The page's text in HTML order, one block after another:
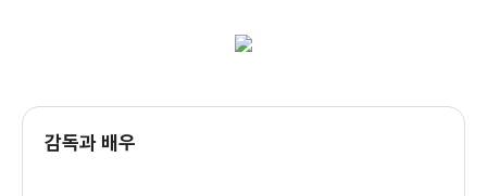
감독과 배우